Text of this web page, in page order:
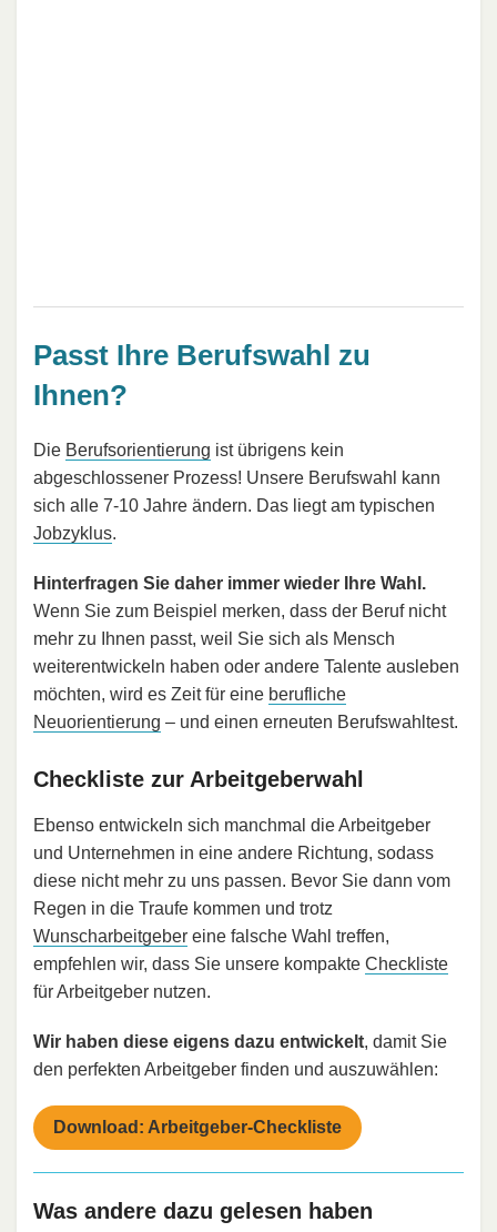
Passt Ihre Berufswahl zu
Ihnen?
Die Berufsorientierung ist übrigens kein
abgeschlossener Prozess! Unsere Berufswahl kann
sich alle 7-10 Jahre ändern. Das liegt am typischen
Jobzyklus.
Hinterfragen Sie daher immer wieder Ihre Wahl.
Wenn Sie zum Beispiel merken, dass der Beruf nicht
mehr zu Ihnen passt, weil Sie sich als Mensch
weiterentwickeln haben oder andere Talente ausleben
möchten, wird es Zeit für eine berufliche
Neuorientierung – und einen erneuten Berufswahltest.
Checkliste zur Arbeitgeberwahl
Ebenso entwickeln sich manchmal die Arbeitgeber
und Unternehmen in eine andere Richtung, sodass
diese nicht mehr zu uns passen. Bevor Sie dann vom
Regen in die Traufe kommen und trotz
Wunscharbeitgeber eine falsche Wahl treffen,
empfehlen wir, dass Sie unsere kompakte Checkliste
für Arbeitgeber nutzen.
Wir haben diese eigens dazu entwickelt, damit Sie
den perfekten Arbeitgeber finden und auszuwählen:
Download: Arbeitgeber-Checkliste
Was andere dazu gelesen haben